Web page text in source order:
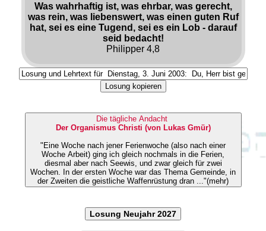
Was wahrhaftig ist, was ehrbar, was gerecht,
was rein, was liebenswert, was einen guten Ruf
hat, sei es eine Tugend, sei es ein Lob - darauf
seid bedacht!
Philipper 4,8
Losung kopieren
Die tägliche Andacht
Der Organismus Christi (von Lukas Gmür)
"Eine Woche nach jener Ferienwoche (also nach einer
Woche Arbeit) ging ich gleich nochmals in die Ferien,
diesmal aber nach Seewis, und zwar gleich für zwei
Wochen. In der ersten Woche war das Thema Gemeinde, in
der Zweiten die geistliche Waffenrüstung dran ..."(mehr)
Losung Neujahr 2027